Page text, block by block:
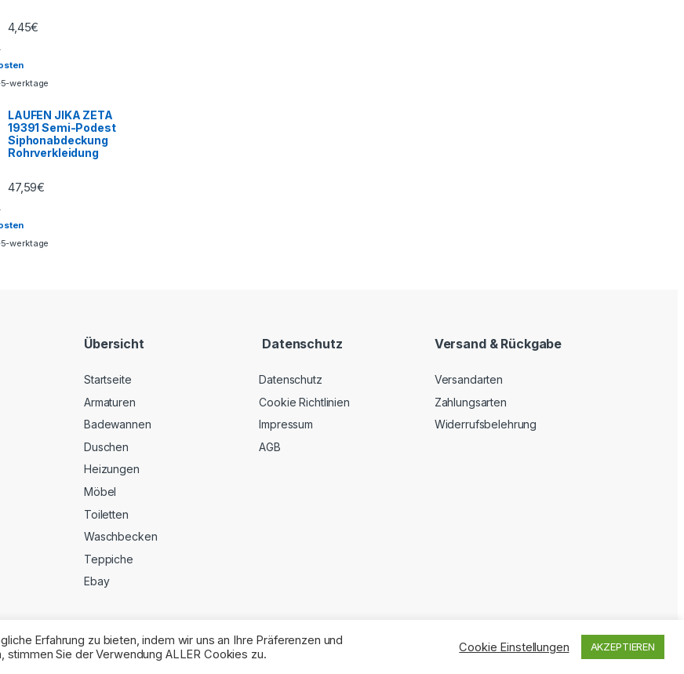
4,45€
werktage
LAUFEN JIKA ZETA
19391 Semi-Podest
Siphonabdeckung
Rohrverkleidung
47,59€
werktage
Übersicht
Startseite
Armaturen
Badewannen
Duschen
Heizungen
Möbel
Toiletten
Waschbecken
Teppiche
Ebay
Datenschutz
Datenschutz
Cookie Richtlinien
Impressum
AGB
Versand & Rückgabe
Versandarten
Zahlungsarten
Widerrufsbelehrung
Erfahrung zu bieten, indem wir uns an Ihre Präferenzen und
Sie der Verwendung ALLER Cookies zu.
Cookie Einstellungen AKZEPTIEREN